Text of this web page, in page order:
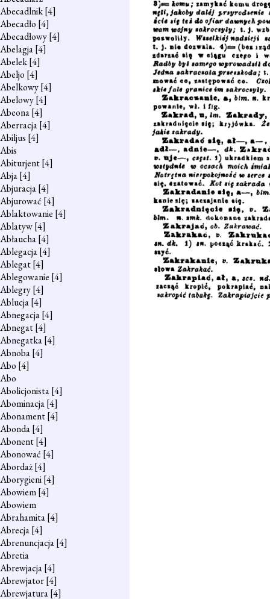
Abecadlnik[4]
Abecadło [4]
Abecadłowy[4]
Abelagja[4]
Abelek[4]
Abeljo [4]
Abelkowy[4]
Abelowy[4]
Abeona[4]
Aberracja[4]
Abiljus [4]
Abis
Abiturjent[4]
Abja[4]
Abjuracja[4]
Abjurować [4]
Ablaktowanie [4]
Ablatyw[4]
Abłaucha[4]
Ablegacja[4]
Ablegat[4]
Ablegowanie [4]
Ablegry[4]
Ablucja[4]
Abnegacja[4]
Abnegat[4]
Abnegatka[4]
Abnoba[4]
Abo [4]
Abo
Abolicjonista[4]
Abominacja[4]
Abonament[4]
Abonda[4]
Abonent[4]
Abonować [4]
Abordaż[4]
Aborygieni[4]
Abowiem[4]
Abowiem
Abrahamita[4]
Abrecja[4]
Abrenuncjacja[4]
Abretia
Abrewjacja[4]
Abrewjator[4]
Abrewjatura[4]